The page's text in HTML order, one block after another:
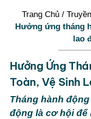
Trang Chủ /
Hưởng ứng tháng
lao
Hưởng Ứng
Toàn, Vệ Sinh
Tháng hành
động là cơ hội để